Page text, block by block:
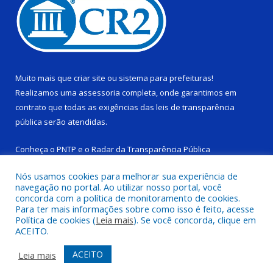
Muito mais que criar site ou sistema para prefeituras!
Realizamos uma assessoria completa, onde garantimos em
contrato que todas as exigências das leis de transparência
pública serão atendidas.
Conheça o PNTP e o Radar da Transparência Pública
Todos os direitos reservados a Câmara Municipal de Ponta de
Pedras.
Mapa do Site
Acessar Área Administrativa
Nós usamos cookies para melhorar sua experiência de
navegação no portal. Ao utilizar nosso portal, você
concorda com a política de monitoramento de cookies.
Para ter mais informações sobre como isso é feito, acesse
Política de cookies (Leia mais). Se você concorda, clique em
ACEITO.
Leia mais
ACEITO